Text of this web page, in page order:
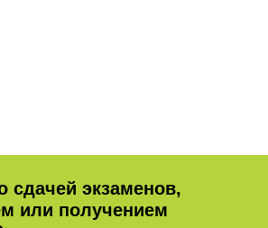
сдачей экзаменов,
или получением